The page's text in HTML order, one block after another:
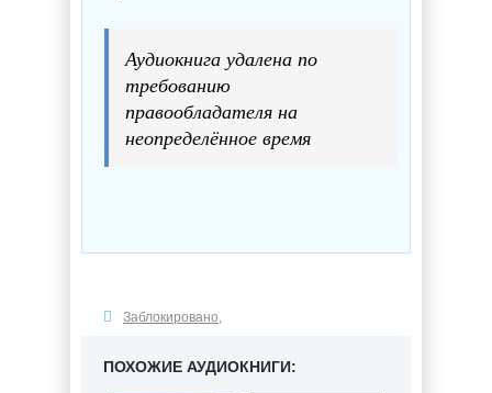
Аудиокнига удалена по
требованию
правообладателя на
неопределённое время
Заблокировано,
ПОХОЖИЕ АУДИОКНИГИ: